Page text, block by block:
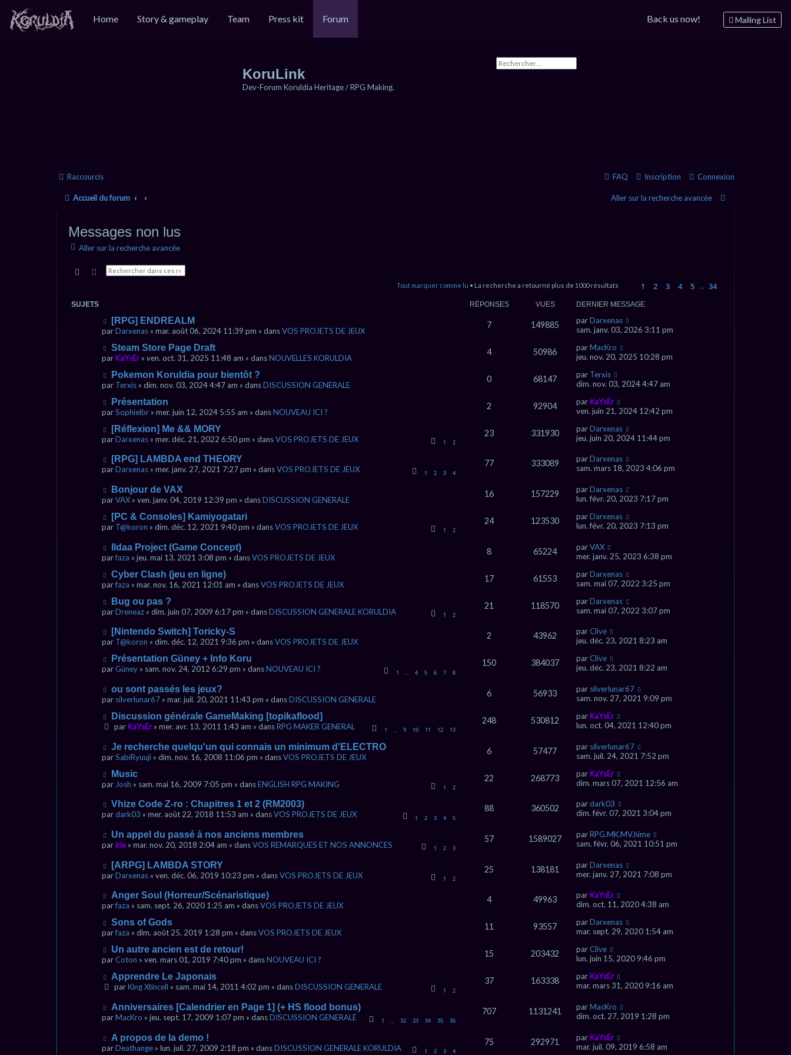
Home Story & gameplay Team Press kit Forum Mailing List
Back us now!
KoruLink
Dev-Forum Koruldia Heritage / RPG Making.
Raccourcis Connexion
Inscription
FAQ
Accueil du forum Aller sur la recherche avancée
Messages non lus
Aller sur la recherche avancée
RechercherRecherche avancée
Tout marquer comme lu • La recherche a retourné plus de 1000 résultats 1 2 3 4 5 34
SUJETS RÉPONSES VUES DERNIER MESSAGE
N
o
v
e
u
m
s
s
a
g
e
[RPG] ENDREALM
parDarxenas » mar. août 06, 2024 11:39 pm » dansVOS PROJETS DE JEUX
7 149885 parDarxenas
sam. janv. 03, 2026 3:11 pm
N
o
e
u
m
s
e
Steam Store Page Draft
par KaYsEr» ven. oct. 31, 2025 11:48 am » dansNOUVELLES KORULDIA
4 50986 parMacKro
jeu. nov. 20, 2025 10:28 pm
N
o
e
m
s
g
Pokemon Koruldia pour bientôt ?
par Terxis » dim. nov. 03, 2024 4:47 am » dansDISCUSSION GENERALE
0 68147 par Terxis
dim. nov. 03, 2024 4:47 am
N
o
e
u
m
s
s
a
g
e
Présentation
parSophielbr » mer. juin 12, 2024 5:55 am » dansNOUVEAU ICI ?
2 92904 par KaYsEr
ven. juin 21, 2024 12:42 pm
N
o
v
e
a
u
m
e
s
s
a
e
[Réflexion] Me && MORY
parDarxenas » mer. déc. 21, 2022 6:50 pm » dansVOS PROJETS DE JEUX 1 2
23 331930 parDarxenas
jeu. juin 20, 2024 11:44 pm
N
o
v
e
a
u
m
s
s
a
g
[RPG] LAMBDA end THEORY
parDarxenas » mer. janv. 27, 2021 7:27 pm » dansVOS PROJETS DE JEUX 1 2 3 4
77 333089 parDarxenas
sam. mars 18, 2023 4:06 pm
N
o
e
u
m
s
s
e
Bonjour de VAX
parVAX » ven. janv. 04, 2019 12:39 pm » dansDISCUSSION GENERALE
16 157229 parDarxenas
lun. févr. 20, 2023 7:17 pm
N
o
v
e
a
u
m
s
s
g
e
[PC & Consoles] Kamiyogatari
par T@koron » dim. déc. 12, 2021 9:40 pm » dansVOS PROJETS DE JEUX 1 2
24 123530 parDarxenas
lun. févr. 20, 2023 7:13 pm
N
o
v
e
u
m
s
e
Ildaa Project (Game Concept)
parfaza » jeu. mai 13, 2021 3:08 pm » dansVOS PROJETS DE JEUX
8 65224 parVAX
mer. janv. 25, 2023 6:38 pm
N
o
e
u
m
s
g
Cyber Clash (jeu en ligne)
parfaza » mar. nov. 16, 2021 12:01 am » dansVOS PROJETS DE JEUX
17 61553 parDarxenas
sam. mai 07, 2022 3:25 pm
N
o
v
e
a
u
m
s
a
g
Bug ou pas ?
parDreneaz » dim. juin 07, 2009 6:17 pm » dansDISCUSSION GENERALE KORULDIA 1 2
21 118570 parDarxenas
sam. mai 07, 2022 3:07 pm
N
o
e
u
m
s
e
[Nintendo Switch] Toricky-S
par T@koron » dim. déc. 12, 2021 9:36 pm » dansVOS PROJETS DE JEUX
2 43962 parClive
jeu. déc. 23, 2021 8:23 am
N
o
v
e
a
u
m
s
a
g
e
Présentation Güney + Info Koru
parGüney » sam. nov. 24, 2012 6:29 pm » dansNOUVEAU ICI ? 1 4 5 6 7 8
150 384037 parClive
jeu. déc. 23, 2021 8:22 am
N
o
m
s
s
g
ou sont passés les jeux?
par silverlunar67 » mar. juil. 20, 2021 11:43 pm » dansDISCUSSION GENERALE
6 56933 par silverlunar67
sam. nov. 27, 2021 9:09 pm
N
e
a
u
m
s
a
e
Discussion générale GameMaking [topikaflood]
par KaYsEr» mer. avr. 13, 2011 1:43 am » dansRPG MAKER GENERAL 1 9 10 11 12 13
248 530812 par KaYsEr
lun. oct. 04, 2021 12:40 pm
N
o
e
u
m
s
s
a
e
Je recherche quelqu'un qui connais un minimum d'ELECTRO
parSabiRyuuji » dim. nov. 16, 2008 11:06 pm » dansVOS PROJETS DE JEUX
6 57477 par silverlunar67
sam. juil. 24, 2021 7:52 pm
N
o
v
a
u
m
e
a
e
Music
par Josh » sam. mai 16, 2009 7:05 pm » dansENGLISH RPG MAKING 1 2
22 268773 par KaYsEr
dim. mars 07, 2021 12:56 am
N
o
v
a
u
m
e
s
a
g
e
Vhize Code Z-ro : Chapitres 1 et 2 (RM2003)
pardark03 » mer. août 22, 2018 11:53 am » dansVOS PROJETS DE JEUX 1 2 3 4 5
88 360502 pardark03
dim. févr. 07, 2021 3:04 pm
N
o
v
e
a
m
e
s
s
a
g
Un appel du passé à nos anciens membres
paririe» mar. nov. 20, 2018 2:04 am » dansVOS REMARQUES ET NOS ANNONCES 1 2 3
57 1589027 parRPG.MK.MV.hime
sam. févr. 06, 2021 10:51 pm
N
o
v
a
u
m
s
s
g
[ARPG] LAMBDA STORY
parDarxenas » ven. déc. 06, 2019 10:23 pm » dansVOS PROJETS DE JEUX 1 2
25 138181 parDarxenas
mer. janv. 27, 2021 7:08 pm
N
o
v
e
u
m
s
g
e
Anger Soul (Horreur/Scénaristique)
parfaza » sam. sept. 26, 2020 1:25 am » dansVOS PROJETS DE JEUX
4 49963 par KaYsEr
dim. oct. 11, 2020 4:38 am
N
o
v
e
u
m
s
s
g
e
Sons of Gods
parfaza » dim. août 25, 2019 1:28 pm » dansVOS PROJETS DE JEUX
11 93557 parDarxenas
mar. sept. 29, 2020 1:54 am
N
o
v
u
m
s
a
Un autre ancien est de retour!
parCoton » ven. mars 01, 2019 7:40 pm » dansNOUVEAU ICI ?
15 203432 parClive
lun. juin 15, 2020 9:46 pm
N
v
e
a
m
e
Apprendre Le Japonais
parKing Xtincell » sam. mai 14, 2011 4:02 pm » dansDISCUSSION GENERALE 1 2
37 163338 par KaYsEr
mar. mars 31, 2020 9:16 am
N
o
e
Anniversaires [Calendrier en Page 1] (+ HS flood bonus)
parMacKro » jeu. sept. 17, 2009 1:07 pm » dansDISCUSSION GENERALE 1 32 33 34 35 36
707 1131241 parMacKro
dim. oct. 27, 2019 1:28 pm
N
o
A propos de la demo !
parDeathange » lun. juil. 27, 2009 2:18 pm » dansDISCUSSION GENERALE KORULDIA 1 2 3 4
75 292971 par KaYsEr
mar. juil. 09, 2019 6:58 am